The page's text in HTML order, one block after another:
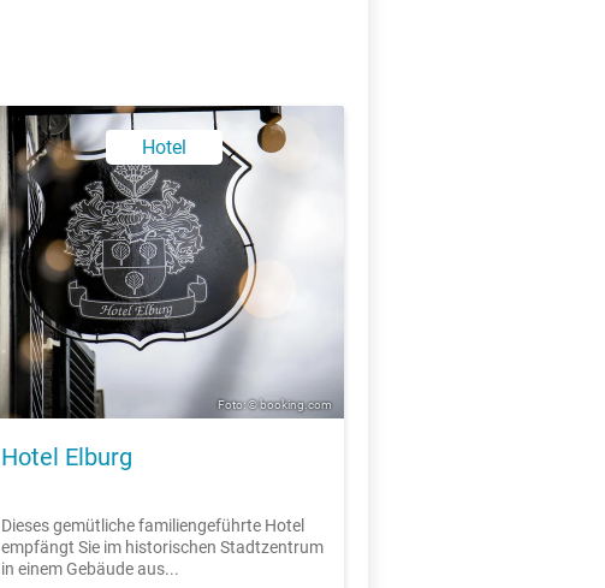
Hotel
Foto: © booking.com
Hotel Elburg
Dieses gemütliche familiengeführte Hotel
empfängt Sie im historischen Stadtzentrum
in einem Gebäude aus...